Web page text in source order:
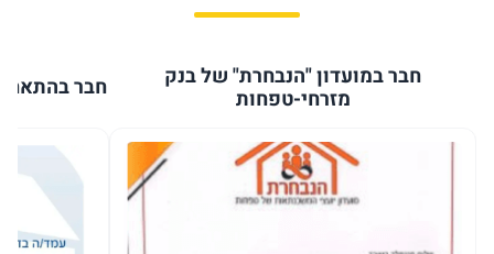
חבר במועדון "הנבחרת" של בנק
מזרחי-טפחות חבר